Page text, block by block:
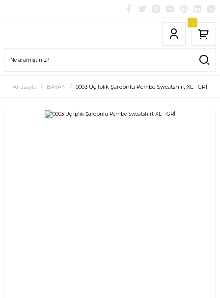
Anasayfa BAYAN 0003 Üç İplik Şardonlu Pembe Sweatshirt XL - GRİ